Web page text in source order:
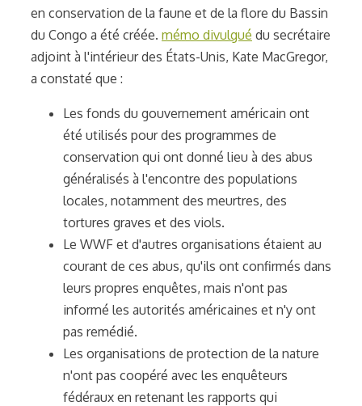
en conservation de la faune et de la flore du Bassin
du Congo a été créée. mémo divulgué du secrétaire
adjoint à l'intérieur des États-Unis, Kate MacGregor,
a constaté que :
Les fonds du gouvernement américain ont
été utilisés pour des programmes de
conservation qui ont donné lieu à des abus
généralisés à l'encontre des populations
locales, notamment des meurtres, des
tortures graves et des viols.
Le WWF et d'autres organisations étaient au
courant de ces abus, qu'ils ont confirmés dans
leurs propres enquêtes, mais n'ont pas
informé les autorités américaines et n'y ont
pas remédié.
Les organisations de protection de la nature
n'ont pas coopéré avec les enquêteurs
fédéraux en retenant les rapports qui